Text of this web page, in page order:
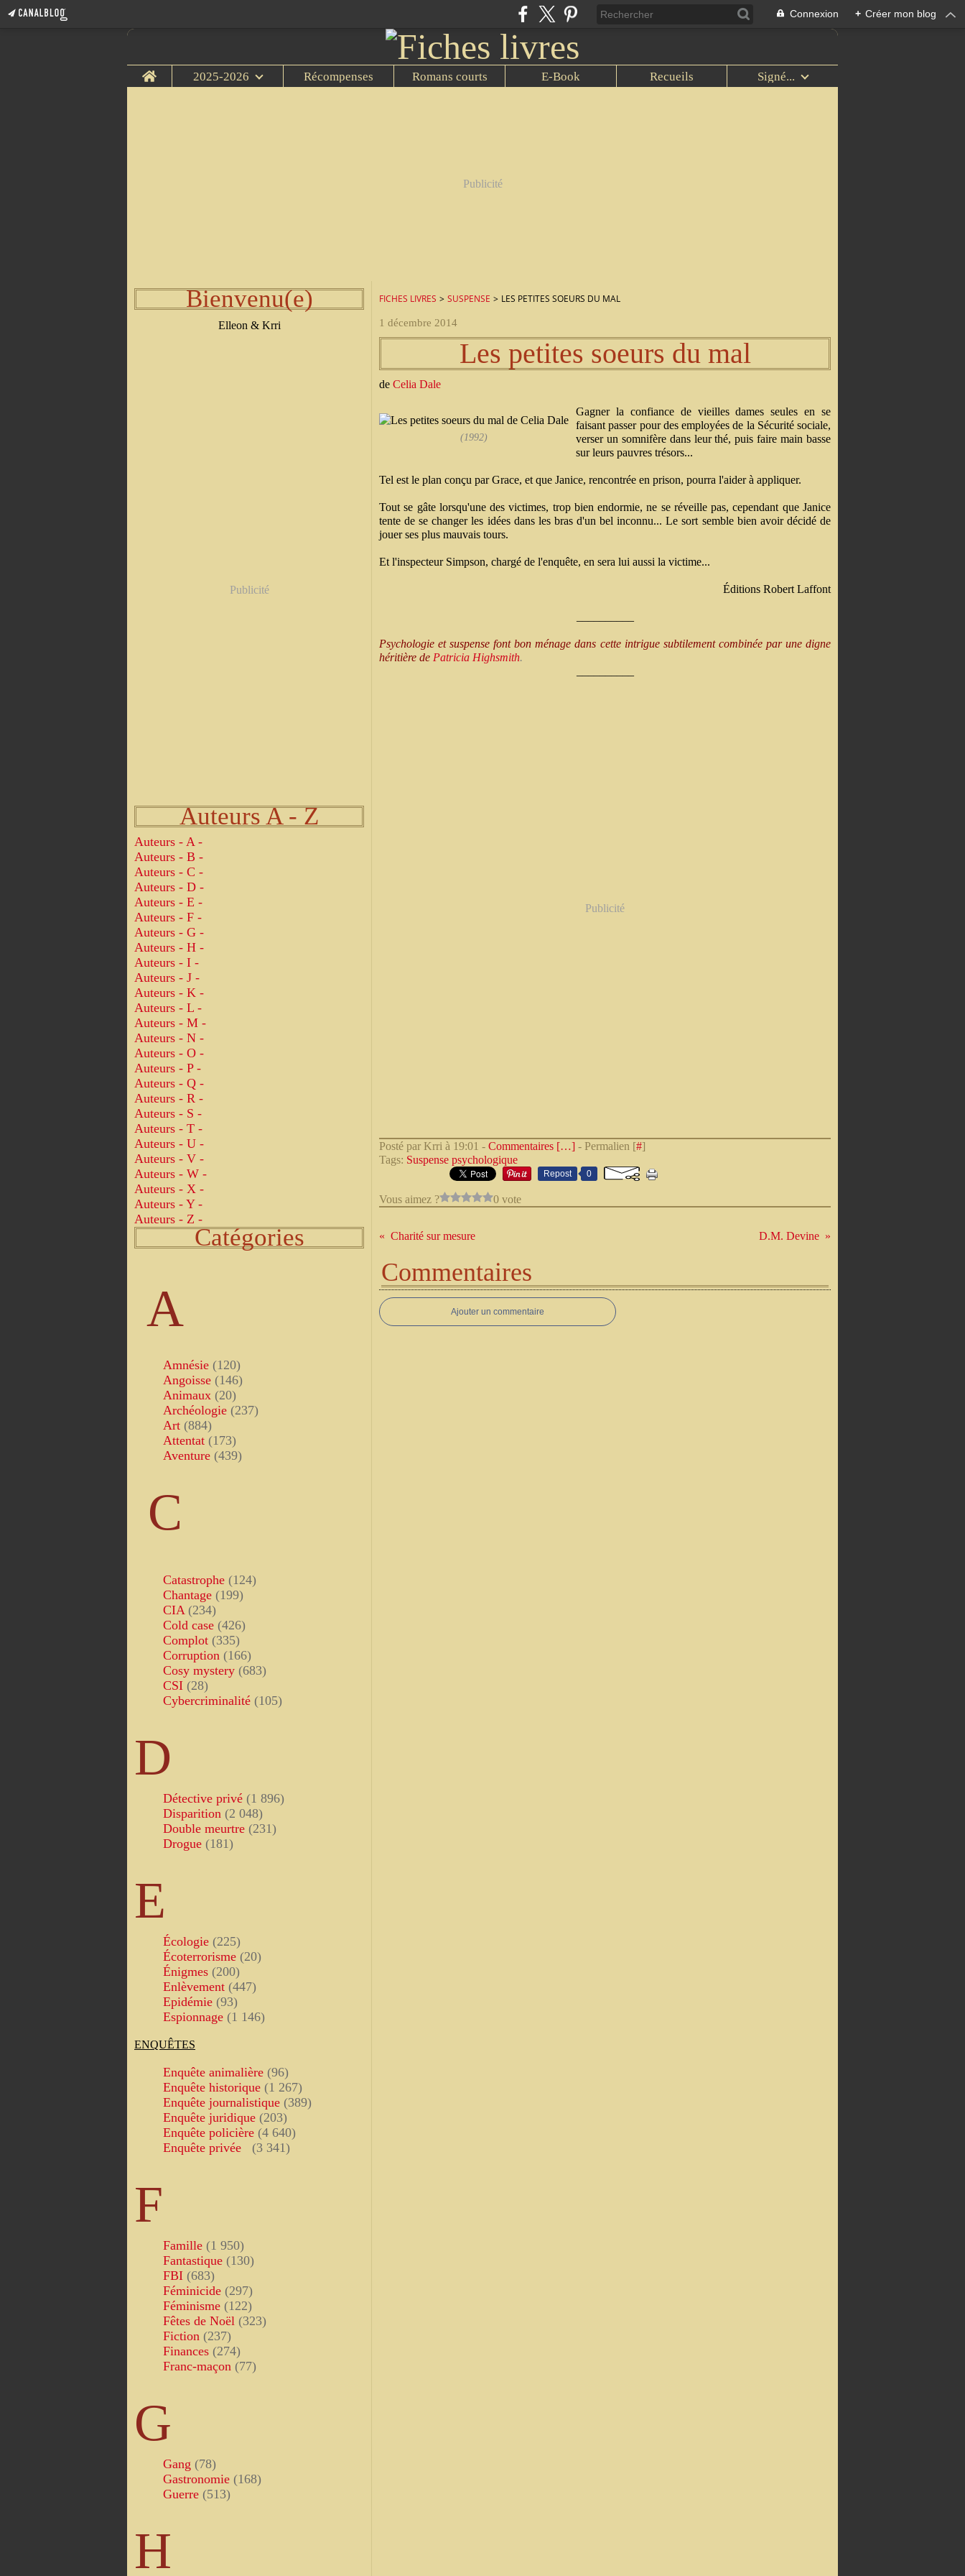
Connexion + Créer mon blog
Home 2025-2026 Récompenses Romans courts E-Book Recueils Signé...
Publicité
Bienvenu(e)
Elleon & Krri
Publicité
Auteurs A - Z
Auteurs - A -
Auteurs - B -
Auteurs - C -
Auteurs - D -
Auteurs - E -
Auteurs - F -
Auteurs - G -
Auteurs - H -
Auteurs - I -
Auteurs - J -
Auteurs - K -
Auteurs - L -
Auteurs - M -
Auteurs - N -
Auteurs - O -
Auteurs - P -
Auteurs - Q -
Auteurs - R -
Auteurs - S -
Auteurs - T -
Auteurs - U -
Auteurs - V -
Auteurs - W -
Auteurs - X -
Auteurs - Y -
Auteurs - Z -
Catégories
A
Amnésie (120)
Angoisse (146)
Animaux (20)
Archéologie (237)
Art (884)
Attentat (173)
Aventure (439)
C
Catastrophe (124)
Chantage (199)
CIA (234)
Cold case (426)
Complot (335)
Corruption (166)
Cosy mystery (683)
CSI (28)
Cybercriminalité (105)
D
Détective privé (1 896)
Disparition (2 048)
Double meurtre (231)
Drogue (181)
E
Écologie (225)
Écoterrorisme (20)
Énigmes (200)
Enlèvement (447)
Epidémie (93)
Espionnage (1 146)
ENQUÊTES
Enquête animalière (96)
Enquête historique (1 267)
Enquête journalistique (389)
Enquête juridique (203)
Enquête policière (4 640)
Enquête privée
(3 341)
F
Famille (1 950)
Fantastique (130)
FBI (683)
Féminicide (297)
Féminisme (122)
Fêtes de Noël (323)
Fiction (237)
Finances (274)
Franc-maçon (77)
G
Gang (78)
Gastronomie (168)
Guerre (513)
H
FICHES LIVRES > SUSPENSE > LES PETITES SOEURS DU MAL
1 décembre 2014
Les petites soeurs du mal
de Celia Dale
(1992)
Gagner la confiance de vieilles dames seules en se
faisant passer pour des employées de la Sécurité sociale,
verser un somnifère dans leur thé, puis faire main basse
sur leurs pauvres trésors...
Tel est le plan conçu par Grace, et que Janice, rencontrée en prison, pourra l'aider à appliquer.
Tout se gâte lorsqu'une des victimes, trop bien endormie, ne se réveille pas, cependant que Janice
tente de se changer les idées dans les bras d'un bel inconnu... Le sort semble bien avoir décidé de
jouer ses plus mauvais tours.
Et l'inspecteur Simpson, chargé de l'enquête, en sera lui aussi la victime...
Éditions Robert Laffont
Psychologie et suspense font bon ménage dans cette intrigue subtilement combinée par une digne
héritière de Patricia Highsmith.
Publicité
Posté par Krri à 19:01 - Commentaires […] - Permalien [#]
Tags: Suspense psychologique
Repost 0
Vous aimez ? 0 vote
Charité sur mesure D.M. Devine
Commentaires
Ajouter un commentaire